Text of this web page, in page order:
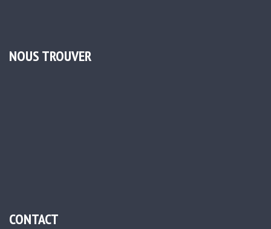
NOUS TROUVER
CONTACT